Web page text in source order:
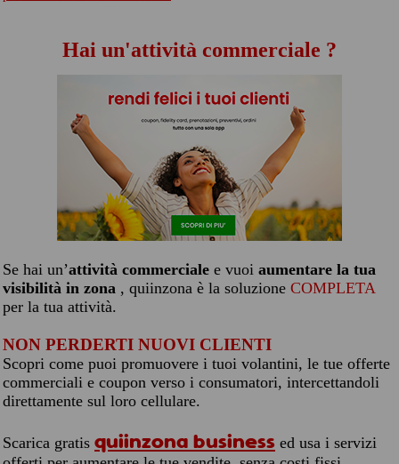
Hai un'attività commerciale ?
Se hai un’attività commerciale e vuoi aumentare la tua
visibilità in zona , quiinzona è la soluzione COMPLETA
per la tua attività.
NON PERDERTI NUOVI CLIENTI
Scopri come puoi promuovere i tuoi volantini, le tue offerte
commerciali e coupon verso i consumatori, intercettandoli
direttamente sul loro cellulare.
Scarica gratis quiinzona business ed usa i servizi